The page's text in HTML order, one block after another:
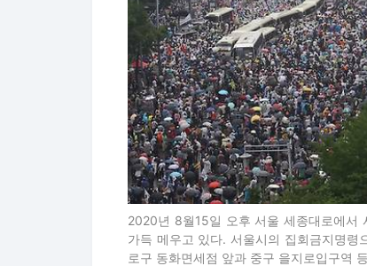
2020년 8월15일 오후 서울 세종대로에서
가득 메우고 있다. 서울시의 집회금지명
로구 동화면세점 앞과 중구 을지로입구역